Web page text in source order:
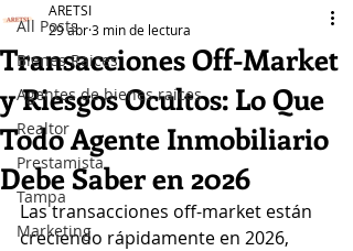
All Posts
Bienes Raices
Agentes de bienes raices
Realtor
Prestamista
Tampa
Marketing
Transacciones Off-Market
y Riesgos Ocultos: Lo Que
Todo Agente Inmobiliario
Debe Saber en 2026
ARETSI
29 abr3 min de lectura
Las transacciones off-market están
creciendo rápidamente en 2026,